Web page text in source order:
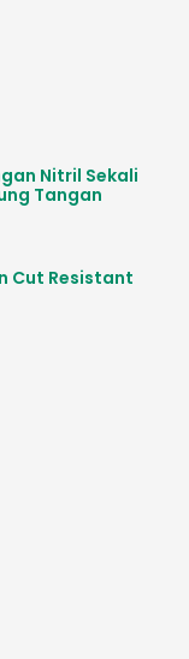
Nitril Sekali
Tangan
Cut Resistant